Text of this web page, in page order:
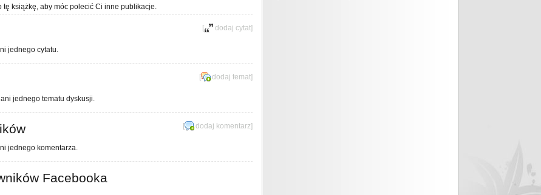
tę książkę, aby móc polecić Ci inne publikacje.
[ dodaj cytat]
jednego cytatu.
[ dodaj temat]
jednego tematu dyskusji.
[ dodaj komentarz]
jednego komentarza.
Facebooka